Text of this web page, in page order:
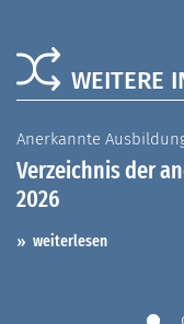
WEITERE
Anerkannte
Verzeichnis der
2026
weiterlesen